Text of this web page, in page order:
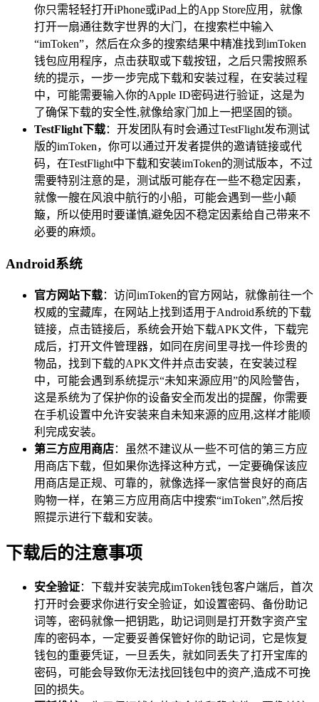
你只需轻轻打开iPhone或iPad上的App Store应用，就像
打开一扇通往数字世界的大门，在搜索栏中输入
“imToken”，然后在众多的搜索结果中精准找到imToken
钱包应用程序，点击获取或下载按钮，之后只需按照系
统的提示，一步一步完成下载和安装过程，在安装过程
中，可能需要输入你的Apple ID密码进行验证，这是为
了确保下载的安全性,就像给家门加上一把坚固的锁。
TestFlight下载：开发团队有时会通过TestFlight发布测试
版的imToken，你可以通过开发者提供的邀请链接或代
码，在TestFlight中下载和安装imToken的测试版本，不过
需要特别注意的是，测试版可能存在一些不稳定因素，
就像一艘在风浪中航行的小船，可能会遇到一些小颠
簸，所以使用时要谨慎,避免因不稳定因素给自己带来不
必要的麻烦。
Android系统
官方网站下载：访问imToken的官方网站，就像前往一个
权威的宝藏库，在网站上找到适用于Android系统的下载
链接，点击链接后，系统会开始下载APK文件，下载完
成后，打开文件管理器，如同在房间里寻找一件珍贵的
物品，找到下载的APK文件并点击安装，在安装过程
中，可能会遇到系统提示“未知来源应用”的风险警告，
这是系统为了保护你的设备安全而发出的提醒，你需要
在手机设置中允许安装来自未知来源的应用,这样才能顺
利完成安装。
第三方应用商店：虽然不建议从一些不可信的第三方应
用商店下载，但如果你选择这种方式，一定要确保该应
用商店是正规、可靠的，就像选择一家信誉良好的商店
购物一样，在第三方应用商店中搜索“imToken”,然后按
照提示进行下载和安装。
下载后的注意事项
安全验证：下载并安装完成imToken钱包客户端后，首次
打开时会要求你进行安全验证，如设置密码、备份助记
词等，密码就像一把钥匙，助记词则是打开数字资产宝
库的密码本，一定要妥善保管好你的助记词，它是恢复
钱包的重要凭证，一旦丢失，就如同丢失了打开宝库的
密码，可能会导致你无法找回钱包中的资产,造成不可挽
回的损失。